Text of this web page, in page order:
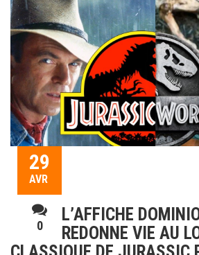
29
AVR
0
L’AFFICHE
REDONNE VIE AU